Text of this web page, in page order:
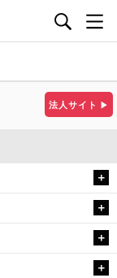
法人サイト ▶